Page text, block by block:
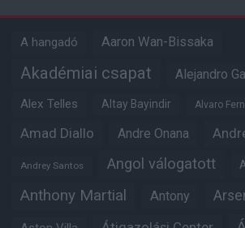
A hangadó Aaron Wan-Bissaka
Akadémiai csapat Alejandro
Alex Telles Altay Bayindir Alvaro
Amad Diallo Andre Onana
Andrey Santos Angol válogatott
Anthony Martial Antony